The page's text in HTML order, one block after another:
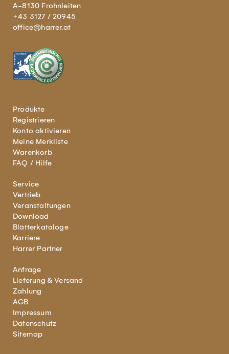
A-8130 Frohnleiten
+43 3127 / 20945
office@harrer.at
Produkte
Registrieren
Konto aktivieren
Meine Merkliste
Warenkorb
FAQ / Hilfe
Service
Vertrieb
Veranstaltungen
Download
Blätterkataloge
Karriere
Harrer Partner
Anfrage
Lieferung & Versand
Zahlung
AGB
Impressum
Datenschutz
Sitemap